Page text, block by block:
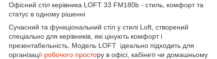
Офісний стіл керівника LOFT 33 FM180b - стиль, комфорт та
статус в одному рішенні
Сучасний та функціональний стіл у стилі Loft, створений
спеціально для керівників, які цінують комфорт і
презентабельність. Модель LOFT ідеально підходить для
організації робочого простору в офісі, кабінеті чи домашньому